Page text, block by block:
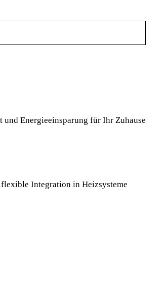
Energieeinsparung für Ihr Zuhause
Integration in Heizsysteme